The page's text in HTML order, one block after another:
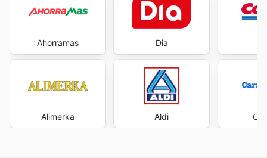
Ahorramas
Alimerka
Dia
Aldi